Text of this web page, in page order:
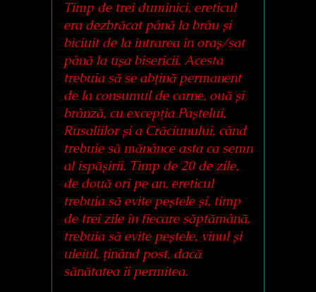
Timp de trei duminici, ereticul
era dezbrăcat până la brâu și
biciuit de la intrarea în oraș/sat
până la ușa bisericii. Acesta
trebuia să se abțină permanent
de la consumul de carne, ouă și
brânză, cu excepția Paștelui,
Rusaliilor și a Crăciunului, când
trebuie să mănânce asta ca semn
al ispășirii. Timp de 20 de zile,
de două ori pe an, ereticul
trebuia să evite peștele și, timp
de trei zile în fiecare săptămână,
trebuia să evite peștele, vinul și
uleiul, ținând post, dacă
sănătatea îi permitea.